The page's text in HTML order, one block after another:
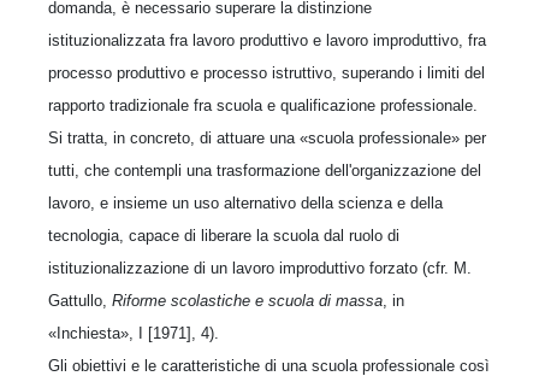
domanda, è necessario superare la distinzione
istituzionalizzata fra lavoro produttivo e lavoro improduttivo, fra
processo produttivo e processo istruttivo, superando i limiti del
rapporto tradizionale fra scuola e qualificazione professionale.
Si tratta, in concreto, di attuare una «scuola professionale» per
tutti, che contempli una trasformazione dell'organizzazione del
lavoro, e insieme un uso alternativo della scienza e della
tecnologia, capace di liberare la scuola dal ruolo di
istituzionalizzazione di un lavoro improduttivo forzato (cfr. M.
Gattullo, Riforme scolastiche e scuola di massa , in
«Inchiesta», I [1971], 4).
Gli obiettivi e le caratteristiche di una scuola professionale così